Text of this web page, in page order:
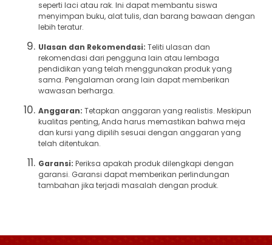
seperti laci atau rak. Ini dapat membantu siswa
menyimpan buku, alat tulis, dan barang bawaan dengan
lebih teratur.
Ulasan dan Rekomendasi: Teliti ulasan dan
rekomendasi dari pengguna lain atau lembaga
pendidikan yang telah menggunakan produk yang
sama. Pengalaman orang lain dapat memberikan
wawasan berharga.
Anggaran: Tetapkan anggaran yang realistis. Meskipun
kualitas penting, Anda harus memastikan bahwa meja
dan kursi yang dipilih sesuai dengan anggaran yang
telah ditentukan.
Garansi: Periksa apakah produk dilengkapi dengan
garansi. Garansi dapat memberikan perlindungan
tambahan jika terjadi masalah dengan produk.